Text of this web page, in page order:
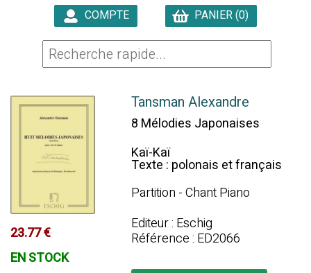
COMPTE
PANIER (0)
23.77 €
EN STOCK
Tansman Alexandre
8 Mélodies Japonaises
Kaï-Kaï
Texte : polonais et français
Partition - Chant Piano
Editeur : Eschig
Référence : ED2066